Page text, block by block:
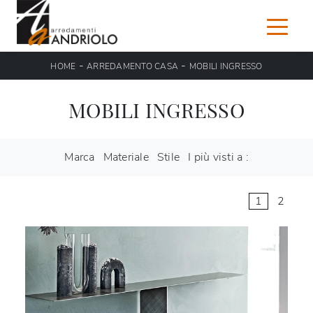
HOME -ARREDAMENTO CASA - MOBILI INGRESSO
MOBILI INGRESSO
Marca Materiale Stile I più visti a :
1 2